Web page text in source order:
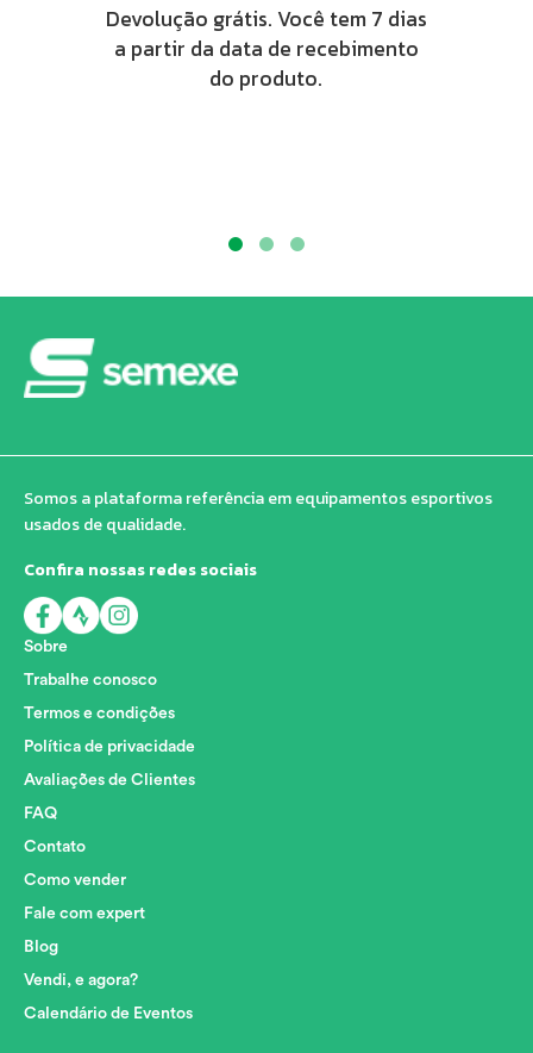
Devolução grátis. Você tem 7 dias
a partir da data de recebimento
do produto.
Somos a plataforma referência em equipamentos esportivos
usados de qualidade.
Confira nossas redes sociais
Sobre
Trabalhe conosco
Termos e condições
Política de privacidade
Avaliações de Clientes
FAQ
Contato
Como vender
Fale com expert
Blog
Vendi, e agora?
Calendário de Eventos